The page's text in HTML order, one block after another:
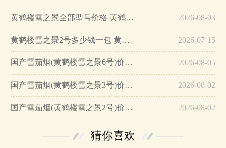
黄鹤楼雪之景全部型号价格 黄鹤楼雪之景系列价格表… 2026-08-03
黄鹤楼雪之景2号多少钱一包 黄鹤楼雪之景2号10支装雪茄价格和图片… 2026-07-15
国产雪茄烟(黄鹤楼雪之景6号)价格表图 黄鹤楼雪之景6号多少钱… 2026-08-05
国产雪茄烟(黄鹤楼雪之景3号)价格表图 黄鹤楼雪之景3号多少钱… 2026-08-02
国产雪茄烟(黄鹤楼雪之景2号)价格表图 黄鹤楼雪之景2号价格多少… 2026-08-02
猜你喜欢